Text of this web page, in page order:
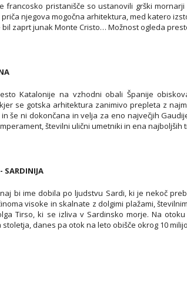
francosko pristanišče so ustanovili grški
njegova mogočna arhitektura, med katero
bil zaprt junak Monte Cristo… Možnost ogleda
Katalonije na vzhodni obali Španije
se gotska arhitektura zanimivo prepleta z
še ni dokončana in velja za eno največjih
številni ulični umetniki in ena najboljših
SARDINIJA
bi ime dobila po ljudstvu Sardi, ki je nekoč
visoke in skalnate z dolgimi plažami,
Tirso, ki se izliva v Sardinsko morje. Na
stoletja, danes pa otok na leto obišče okrog 10